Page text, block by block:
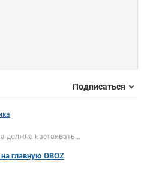
Подписаться
должна настаивать...
главную OBOZ